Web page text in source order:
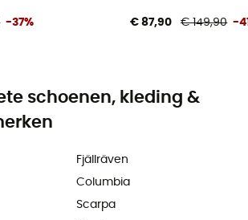
-37% € 87,90 € 149,90 -
schoenen, kleding &
Fjällräven
Columbia
Scarpa